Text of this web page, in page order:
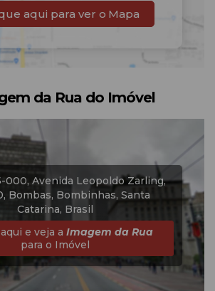
aqui para ver o Mapa
da Rua do Imóvel
000, Avenida Leopoldo Zarling,
, Bombas, Bombinhas, Santa
Catarina, Brasil
e veja aImagem da Rua
para o Imóvel